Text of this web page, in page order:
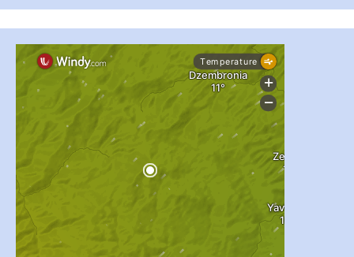
...
pimrec_project